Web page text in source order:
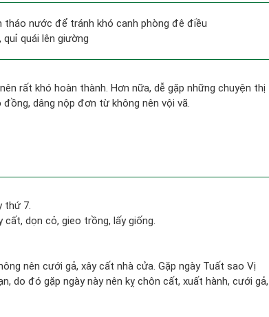
tháo nước để tránh khó canh phòng đê điều
quái lên giường
rất khó hoàn thành. Hơn nữa, dễ gặp những chuyện thị
dâng nộp đơn từ không nên vội vã.
thứ 7.
dọn cỏ, gieo trồng, lấy giống.
nên cưới gả, xây cất nhà cửa. Gặp ngày Tuất sao Vị
do đó gặp ngày này nên kỵ chôn cất, xuất hành, cưới gả,